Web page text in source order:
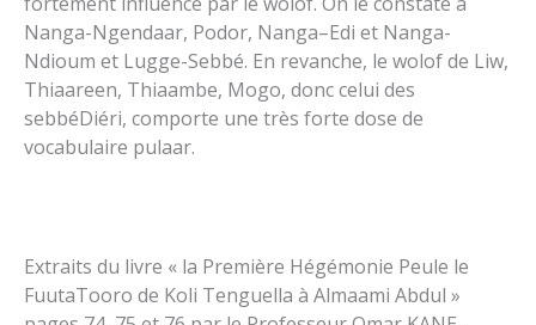
Nanga-Ngendaar, Podor, Nanga–Edi et Nanga-
Ndioum et Lugge-Sebbé. En revanche, le wolof de Liw,
Thiaareen, Thiaambe, Mogo, donc celui des
sebbéDiéri, comporte une très forte dose de
vocabulaire pulaar.
Extraits du livre « la Première Hégémonie Peule le
FuutaTooro de Koli Tenguella à Almaami Abdul »